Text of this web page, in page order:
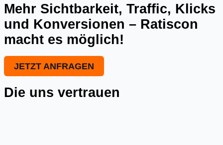
Mehr Sichtbarkeit, Traffic, Klicks
und Konversionen – Ratiscon
macht es möglich!
JETZT ANFRAGEN
Die uns vertrauen